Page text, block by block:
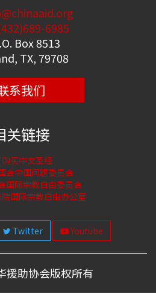
6985
Box 8513
TX, 79708
系我们
关链接
购买中文圣经
会中国问题委员会
国际宗教自由委员会
国际宗教自由办公室
Twitter Youtube
援助协会版权所有